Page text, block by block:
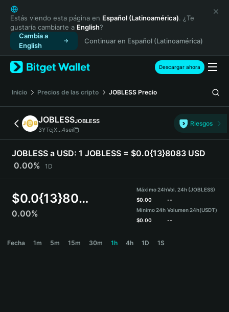
English
日本語
Tiếng Việt
Русский
Español (Latinoamérica)
Türkçe
Français
Deutsch
简体中文
繁體中文
Português (Portugal)
Bahasa Indonesia
ภาษาไทย
हिन्दी
Español
Português (Brasil)
Estás viendo esta página en Español (Latinoamérica). ¿Te
gustaría cambiarte a English?
Cambia a
English
Continuar en Español (Latinoamérica)
Descargar ahora
Inicio Precios de las cripto JOBLESS Precio
JOBLESSJOBLESS
3YTcjX...4sei
Riesgos
JOBLESS a USD: 1 JOBLESS = $0.0{13}8083 USD
0.00%
1D
$0.0{13}8083
0.00%
Máximo 24h
$0.00
Mínimo 24h
$0.00
Vol. 24h (JOBLESS)
--
Volumen 24h(USDT)
--
Fecha 1m 5m 15m 30m 1h 4h 1D 1S